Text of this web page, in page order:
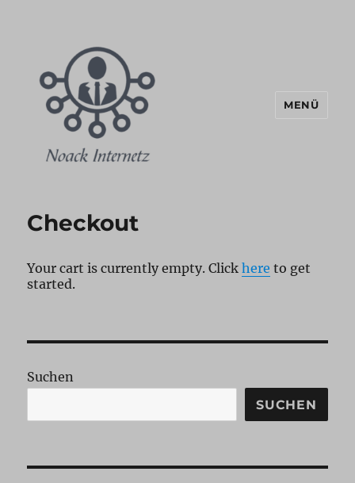
MENÜ
Checkout
Your cart is currently empty. Clickhere to get
started.
Suchen
SUCHEN